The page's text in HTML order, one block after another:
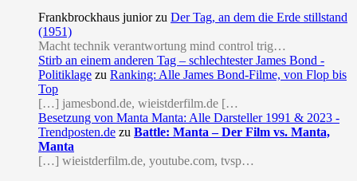
Frankbrockhaus junior zu Der Tag, an dem die Erde stillstand
(1951)
Macht technik verantwortung mind control trig…
Stirb an einem anderen Tag – schlechtester James Bond -
Politiklage zu Ranking: Alle James Bond-Filme, von Flop bis
Top
[…] jamesbond.de, wieistderfilm.de […
Besetzung von Manta Manta: Alle Darsteller 1991 & 2023 -
Trendposten.de zu Battle: Manta – Der Film vs. Manta,
Manta
[…] wieistderfilm.de, youtube.com, tvsp…